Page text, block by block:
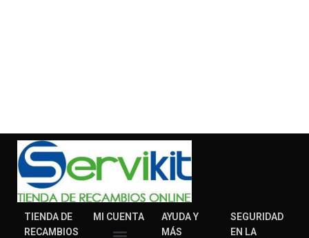
TIENDA DE
RECAMBIOS
MI CUENTA
AYUDA Y
MÁS
SEGURIDAD
EN LA